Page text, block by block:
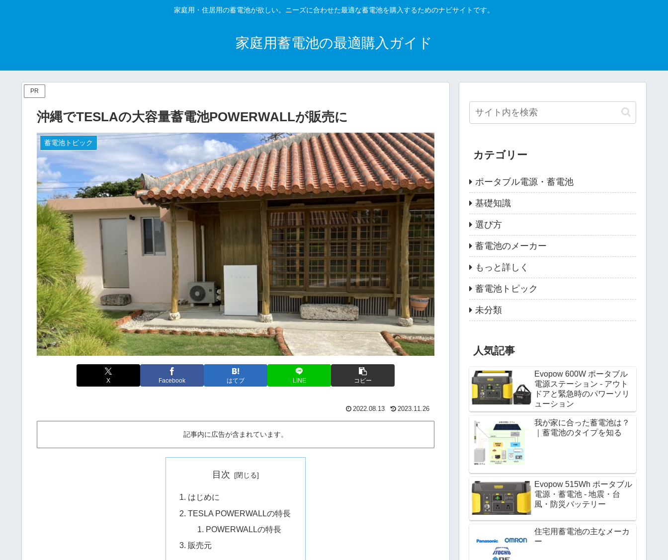
家庭用・住居用の蓄電池が欲しい。ニーズに合わせた最適な蓄電池を購入するためのナビサイトです。
家庭用蓄電池の最適購入ガイド
PR
沖縄でTESLAの大容量蓄電池POWERWALLが販売に
蓄電池トピック
X Facebook はてブ LINE コピー
2022.08.13 2023.11.26
記事内に広告が含まれています。
目次
はじめに
TESLA POWERWALLの特長
POWERWALLの特長
販売元
カテゴリー
ポータブル電源・蓄電池
基礎知識
選び方
蓄電池のメーカー
もっと詳しく
蓄電池トピック
未分類
人気記事
Evopow 600W ポータブル
電源ステーション - アウト
ドアと緊急時のパワーソリ
ューション
我が家に合った蓄電池は？
｜蓄電池のタイプを知る
Evopow 515Wh ポータブル
電源・蓄電池 - 地震・台
風・防災バッテリー
住宅用蓄電池の主なメーカ
ー